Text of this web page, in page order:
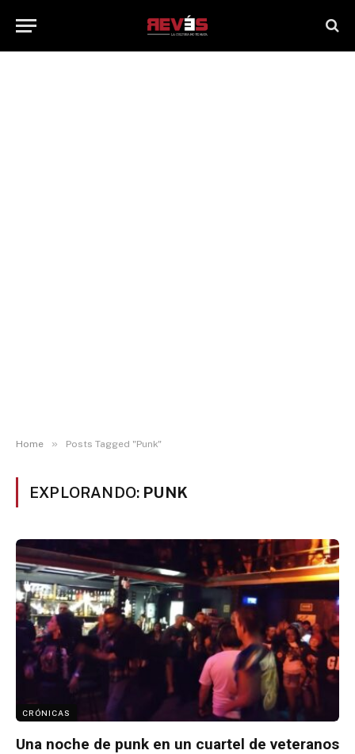
Home » Posts Tagged "Punk"
EXPLORANDO: PUNK
CRÓNICAS
Una noche de punk en un cuartel de veteranos